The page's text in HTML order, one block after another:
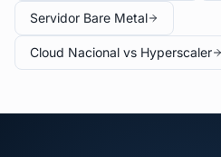
Servidor Bare Metal
Cloud Nacional vs Hyperscaler